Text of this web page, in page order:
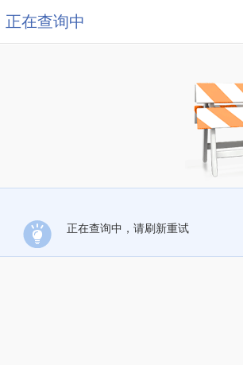
正在查询中
正在查询中，请刷新重试